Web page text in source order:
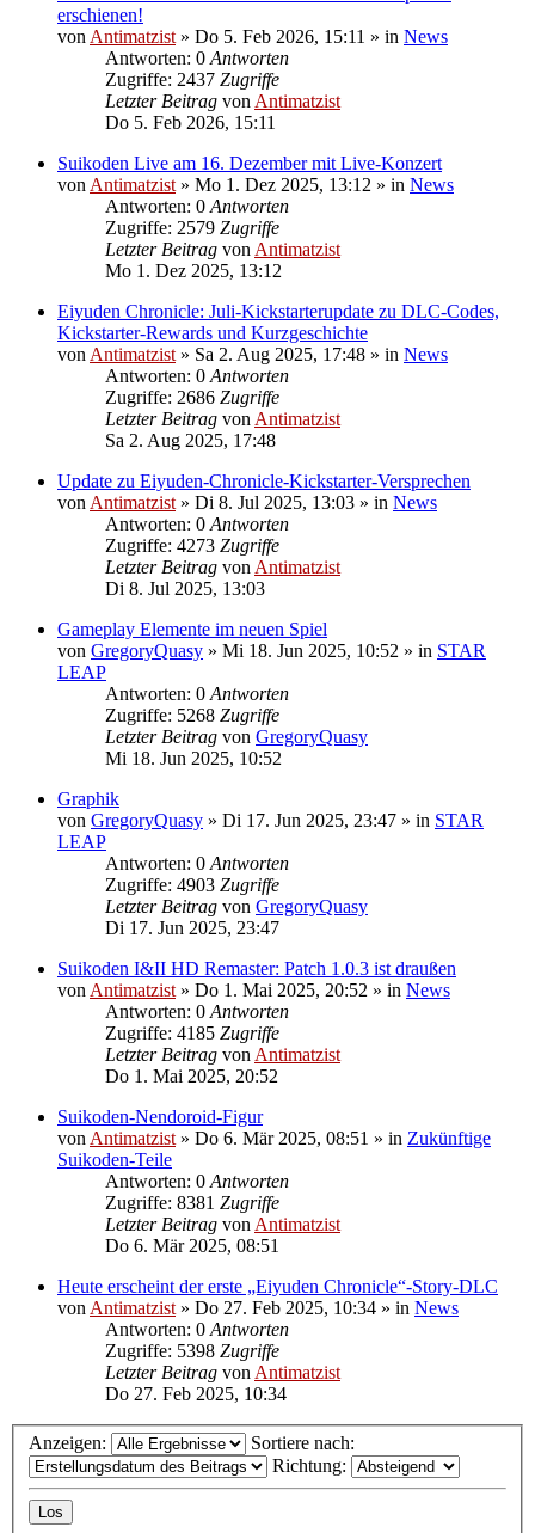
erschienen!
von Antimatzist » Do 5. Feb 2026, 15:11 » in News
Antworten: 0 Antworten
Zugriffe: 2437 Zugriffe
Letzter Beitrag von Antimatzist
Do 5. Feb 2026, 15:11
Suikoden Live am 16. Dezember mit Live-Konzert
von Antimatzist » Mo 1. Dez 2025, 13:12 » in News
Antworten: 0 Antworten
Zugriffe: 2579 Zugriffe
Letzter Beitrag von Antimatzist
Mo 1. Dez 2025, 13:12
Eiyuden Chronicle: Juli-Kickstarterupdate zu DLC-Codes,
Kickstarter-Rewards und Kurzgeschichte
von Antimatzist » Sa 2. Aug 2025, 17:48 » in News
Antworten: 0 Antworten
Zugriffe: 2686 Zugriffe
Letzter Beitrag von Antimatzist
Sa 2. Aug 2025, 17:48
Update zu Eiyuden-Chronicle-Kickstarter-Versprechen
von Antimatzist » Di 8. Jul 2025, 13:03 » in News
Antworten: 0 Antworten
Zugriffe: 4273 Zugriffe
Letzter Beitrag von Antimatzist
Di 8. Jul 2025, 13:03
Gameplay Elemente im neuen Spiel
von GregoryQuasy » Mi 18. Jun 2025, 10:52 » in STAR
LEAP
Antworten: 0 Antworten
Zugriffe: 5268 Zugriffe
Letzter Beitrag von GregoryQuasy
Mi 18. Jun 2025, 10:52
Graphik
von GregoryQuasy » Di 17. Jun 2025, 23:47 » in STAR
LEAP
Antworten: 0 Antworten
Zugriffe: 4903 Zugriffe
Letzter Beitrag von GregoryQuasy
Di 17. Jun 2025, 23:47
Suikoden I&II HD Remaster: Patch 1.0.3 ist draußen
von Antimatzist » Do 1. Mai 2025, 20:52 » in News
Antworten: 0 Antworten
Zugriffe: 4185 Zugriffe
Letzter Beitrag von Antimatzist
Do 1. Mai 2025, 20:52
Suikoden-Nendoroid-Figur
von Antimatzist » Do 6. Mär 2025, 08:51 » in Zukünftige
Suikoden-Teile
Antworten: 0 Antworten
Zugriffe: 8381 Zugriffe
Letzter Beitrag von Antimatzist
Do 6. Mär 2025, 08:51
Heute erscheint der erste „Eiyuden Chronicle“-Story-DLC
von Antimatzist » Do 27. Feb 2025, 10:34 » in News
Antworten: 0 Antworten
Zugriffe: 5398 Zugriffe
Letzter Beitrag von Antimatzist
Do 27. Feb 2025, 10:34
Anzeigen:
Sortiere nach:
Richtung: